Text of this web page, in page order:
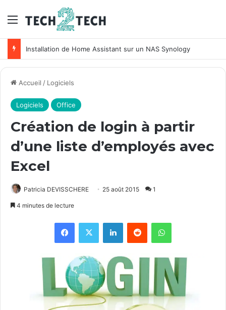
Menu
Installation de Home Assistant sur un NAS Synology
Accueil / Logiciels
Logiciels Office
Création de login à partir
d’une liste d’employés avec
Excel
Patricia DEVISSCHERE 25 août 2015 1
4 minutes de lecture